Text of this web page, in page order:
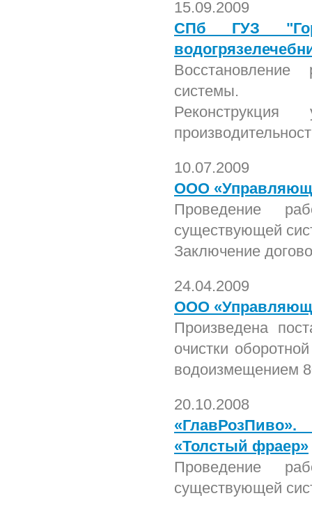
15.09.2009
СПб ГУЗ
Восстановление
системы.
10.07.2009
ООО
Проведение
существующей
Заключение
24.04.2009
ООО
Произведена
очистки
водоизмещением
20.10.2008
«Толстый фраер»
Проведение
существующей